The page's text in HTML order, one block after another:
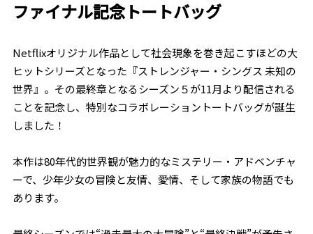
ファイナル記念トートバッグ
Netflixオリジナル作品として社会現象を巻き起こすほどの大
ヒットシリーズとなった『ストレンジャー・シングス 未知の
世界』。その最終章となるシーズン５が11月より配信される
ことを記念し、特別なコラボレーショントートバッグが誕生
しました！
本作は80年代的世界観が魅力的なミステリー・アドベンチャ
ーで、少年少女の冒険と友情、愛情、そして家族の物語でも
あります。